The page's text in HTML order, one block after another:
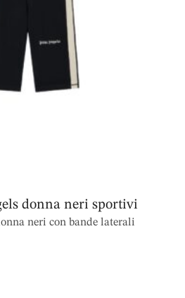
donna neri sportivi
neri con bande laterali